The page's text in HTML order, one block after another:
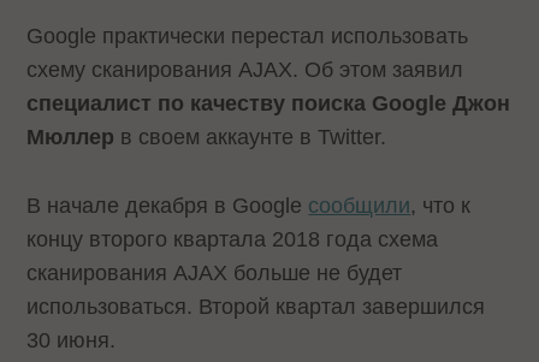
Google практически перестал использовать
схему сканирования AJAX. Об этом заявил
специалист по качеству поиска Google Джон
Мюллер в своем аккаунте в Twitter.
В начале декабря в Google сообщили, что к
концу второго квартала 2018 года схема
сканирования AJAX больше не будет
использоваться. Второй квартал завершился
30 июня.